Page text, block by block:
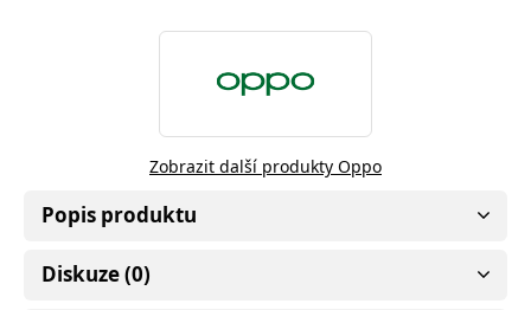
Zobrazit další produkty Oppo
Popis produktu
Diskuze (0)